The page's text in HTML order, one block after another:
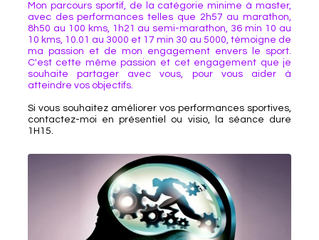
Mon parcours sportif, de la catégorie minime à master,
avec des performances telles que 2h57 au marathon,
8h50 au 100 kms, 1h21 au semi-marathon, 36 min 10 au
10 kms, 10.01 au 3000 et 17 min 30 au 5000, témoigne de
ma passion et de mon engagement envers le sport.
C'est cette même passion et cet engagement que je
souhaite partager avec vous, pour vous aider à
atteindre vos objectifs.
Si vous souhaitez améliorer vos performances sportives,
contactez-moi en présentiel ou visio, la séance dure
1H15.